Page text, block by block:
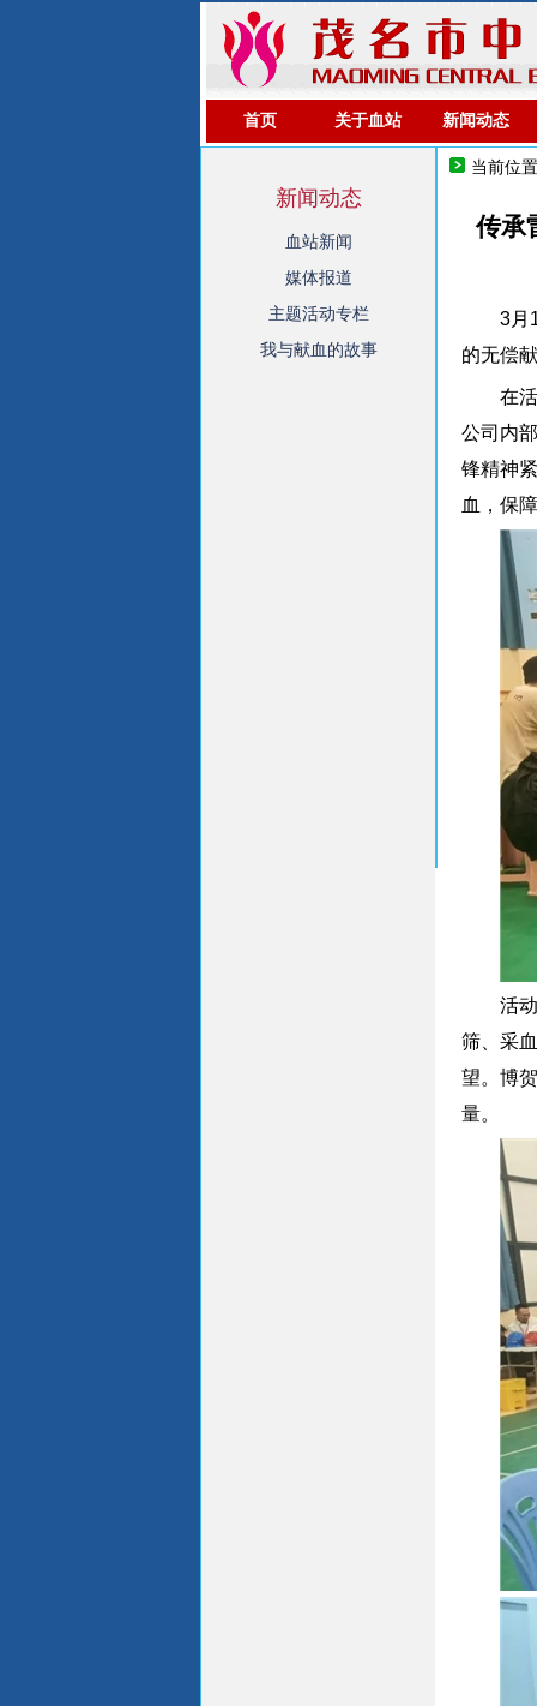
首页 关于血站 新闻动态
新闻动态
血站新闻
媒体报道
主题活动专栏
我与献血的故事
当前位
传承
3月
的无偿
在
公司内
锋精神
血，保
活
筛、采
望。博
量。